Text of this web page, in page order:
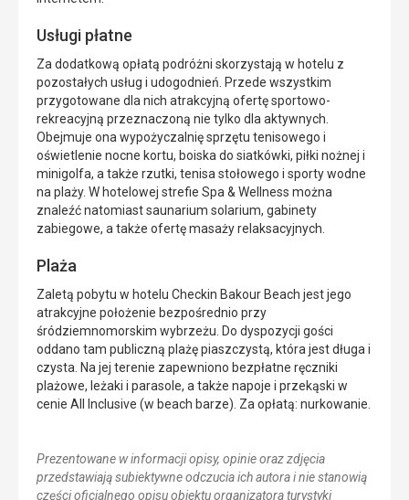
Usługi płatne
Za dodatkową opłatą podróżni skorzystają w hotelu z
pozostałych usług i udogodnień. Przede wszystkim
przygotowane dla nich atrakcyjną ofertę sportowo-
rekreacyjną przeznaczoną nie tylko dla aktywnych.
Obejmuje ona wypożyczalnię sprzętu tenisowego i
oświetlenie nocne kortu, boiska do siatkówki, piłki nożnej i
minigolfa, a także rzutki, tenisa stołowego i sporty wodne
na plaży. W hotelowej strefie Spa & Wellness można
znaleźć natomiast saunarium solarium, gabinety
zabiegowe, a także ofertę masaży relaksacyjnych.
Plaża
Zaletą pobytu w hotelu Checkin Bakour Beach jest jego
atrakcyjne położenie bezpośrednio przy
śródziemnomorskim wybrzeżu. Do dyspozycji gości
oddano tam publiczną plażę piaszczystą, która jest długa i
czysta. Na jej terenie zapewniono bezpłatne ręczniki
plażowe, leżaki i parasole, a także napoje i przekąski w
cenie All Inclusive (w beach barze). Za opłatą: nurkowanie.
Prezentowane w informacji opisy, opinie oraz zdjęcia
przedstawiają subiektywne odczucia ich autora i nie stanowią
części oficjalnego opisu obiektu organizatora turystyki